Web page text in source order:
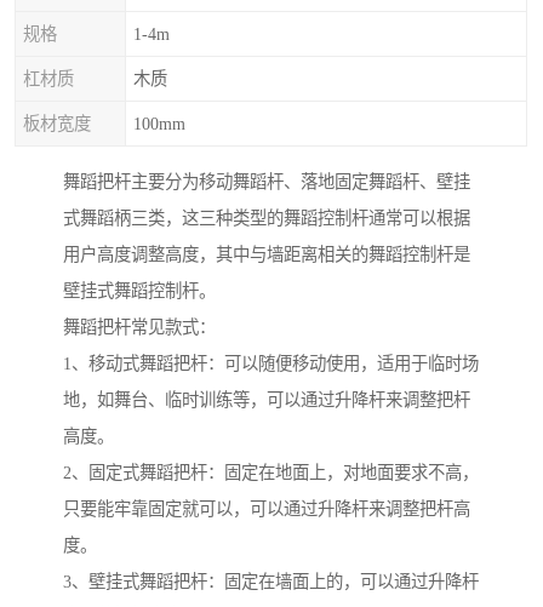
规格 1-4m
杠材质 木质
板材宽度 100mm
舞蹈把杆主要分为移动舞蹈杆、落地固定舞蹈杆、壁挂
式舞蹈柄三类，这三种类型的舞蹈控制杆通常可以根据
用户高度调整高度，其中与墙距离相关的舞蹈控制杆是
壁挂式舞蹈控制杆。
舞蹈把杆常见款式：
1、移动式舞蹈把杆：可以随便移动使用，适用于临时场
地，如舞台、临时训练等，可以通过升降杆来调整把杆
高度。
2、固定式舞蹈把杆：固定在地面上，对地面要求不高，
只要能牢靠固定就可以，可以通过升降杆来调整把杆高
度。
3、壁挂式舞蹈把杆：固定在墙面上的，可以通过升降杆